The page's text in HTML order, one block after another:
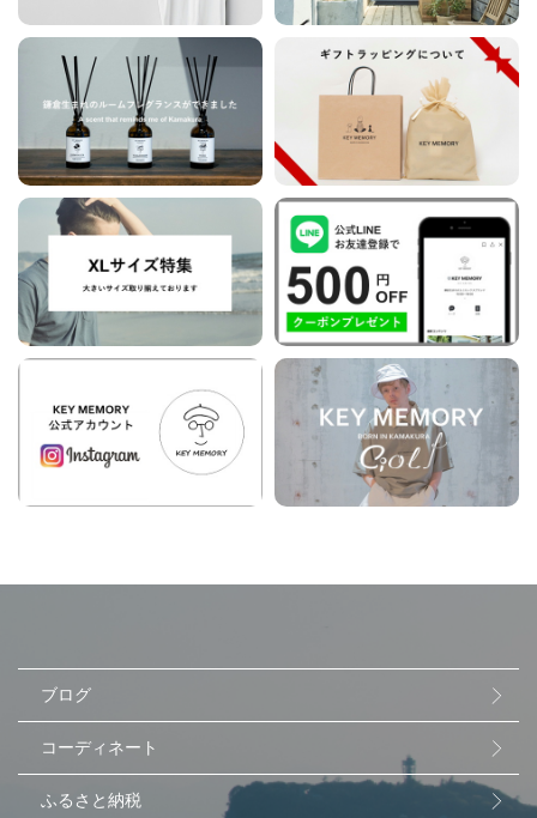
ブログ
コーディネート
ふるさと納税